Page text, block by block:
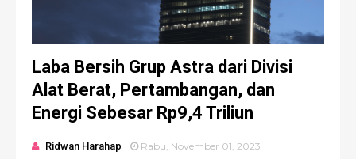
Laba Bersih Grup Astra dari Divisi
Alat Berat, Pertambangan, dan
Energi Sebesar Rp9,4 Triliun
Ridwan Harahap Rabu, November 01, 2023